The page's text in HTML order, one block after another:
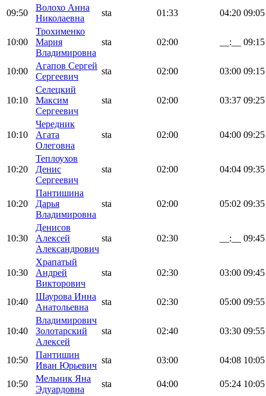
09:50
Волохо Анна
Николаевна
sta 01:33 04:20 09:05
10:00
Трохименко
Мария
Владимировна
sta 02:00 __:__ 09:15
10:00
Агапов Сергей
Сергеевич
sta 02:00 03:00 09:15
10:10
Селецкий
Максим
Сергеевич
sta 02:00 03:37 09:25
10:10
Чередник
Агата
Олеговна
sta 02:00 04:00 09:25
10:20
Теплоухов
Денис
Сергеевич
sta 02:00 04:04 09:35
10:20
Пантишина
Дарья
Владимировна
sta 02:00 05:02 09:35
10:30
Денисов
Алексей
Александрович
sta 02:30 __:__ 09:45
10:30
Храпатый
Андрей
Викторович
sta 02:30 03:00 09:45
10:40
Шаурова Инна
Анатольевна
sta 02:30 05:00 09:55
10:40
Владимирович
Золотарский
Алексей
sta 02:40 03:30 09:55
10:50
Пантишин
Иван Юрьевич
sta 03:00 04:08 10:05
10:50
Мельник Яна
Эдуардовна
sta 04:00 05:24 10:05